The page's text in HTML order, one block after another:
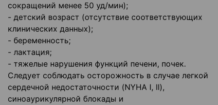
сокращений менее 50 уд/мин);
- детский возраст (отсутствие соответствующих
клинических данных);
- беременность;
- лактация;
- тяжелые нарушения функций печени, почек.
Следует соблюдать осторожность в случае легкой
сердечной недостаточности (NYHA I, II),
синоаурикулярной блокады и